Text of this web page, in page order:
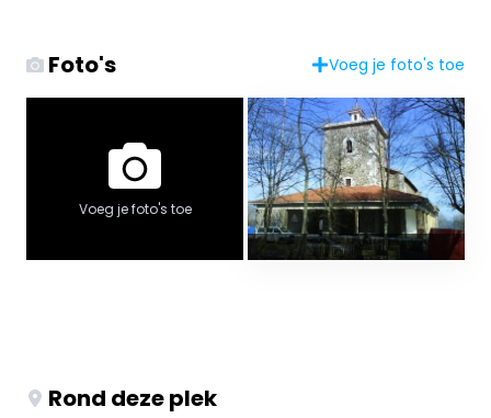
Foto's Voeg je foto's toe
Voeg je foto's toe
Rond deze plek